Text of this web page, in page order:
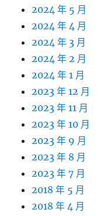
2024 年 5 月
2024 年 4 月
2024 年 3 月
2024 年 2 月
2024 年 1 月
2023 年 12 月
2023 年 11 月
2023 年 10 月
2023 年 9 月
2023 年 8 月
2023 年 7 月
2018 年 5 月
2018 年 4 月